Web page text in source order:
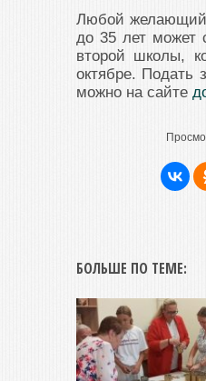
Любой желающий
до 35 лет может
второй школы,
октябре. Подать
можно на сайте
БОЛЬШЕ ПО ТЕМЕ: